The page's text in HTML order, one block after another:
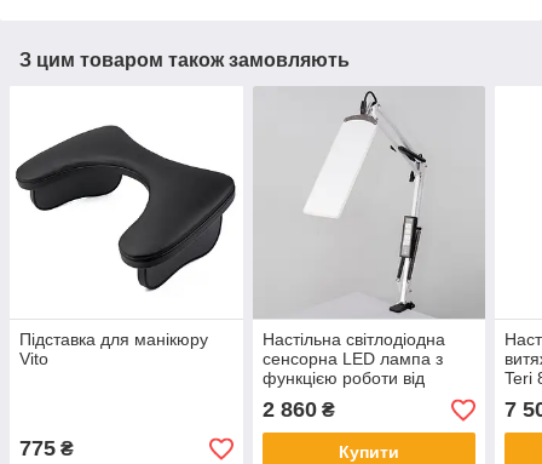
З цим товаром також замовляють
Підставка для манікюру
Vito
775 ₴
Настільна світлодіодна
сенсорна LED лампа з
функцією роботи від
повербанку та
регулюванням світла X-
LED-20 SW
2 860₴
Купити
Teri
7